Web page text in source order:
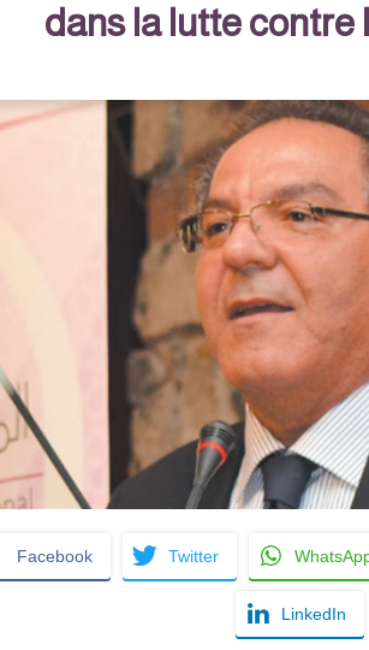
dans la lutte contre
Facebook Twitter
LinkedIn